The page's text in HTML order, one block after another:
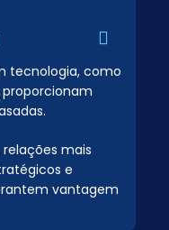
tecnologia, como
mais
e
vantagem